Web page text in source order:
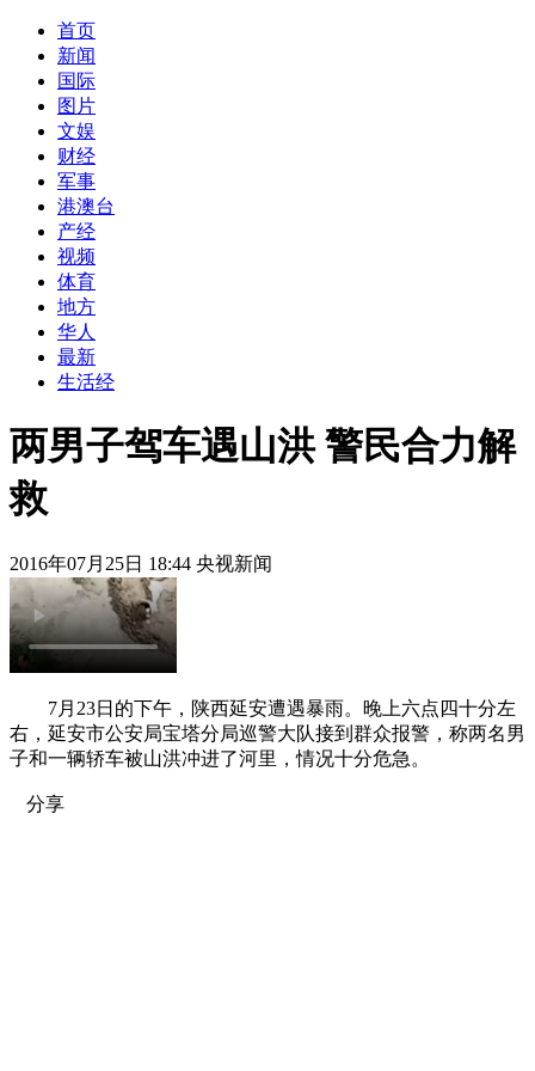
首页
新闻
国际
图片
文娱
财经
军事
港澳台
产经
视频
体育
地方
华人
最新
生活经
两男子驾车遇山洪 警民合力解
救
2016年07月25日 18:44 央视新闻
7月23日的下午，陕西延安遭遇暴雨。晚上六点四十分左
右，延安市公安局宝塔分局巡警大队接到群众报警，称两名男
子和一辆轿车被山洪冲进了河里，情况十分危急。
分享